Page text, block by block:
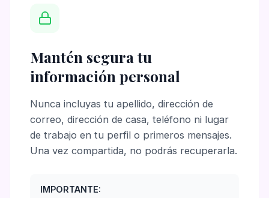
Mantén segura tu
información personal
Nunca incluyas tu apellido, dirección de
correo, dirección de casa, teléfono ni lugar
de trabajo en tu perfil o primeros mensajes.
Una vez compartida, no podrás recuperarla.
IMPORTANTE: